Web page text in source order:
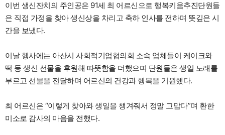
이번 생신잔치의 주인공은 91세 최 어르신으로 행복키움추진단원들
은 직접 가정을 찾아 생신상을 차리고 축하 인사를 전하며 뜻깊은 시
간을 보냈다.
이날 행사에는 아산시 사회적기업협의회 소속 업체들이 케이크와
떡 등 생신 선물을 후원해 따뜻함을 더했으며 단원들은 생일 노래를
부르고 선물을 전달하며 어르신의 건강과 행복을 기원했다.
최 어르신은 “이렇게 찾아와 생일을 챙겨줘서 정말 고맙다”며 환한
미소로 감사의 마음을 전했다.